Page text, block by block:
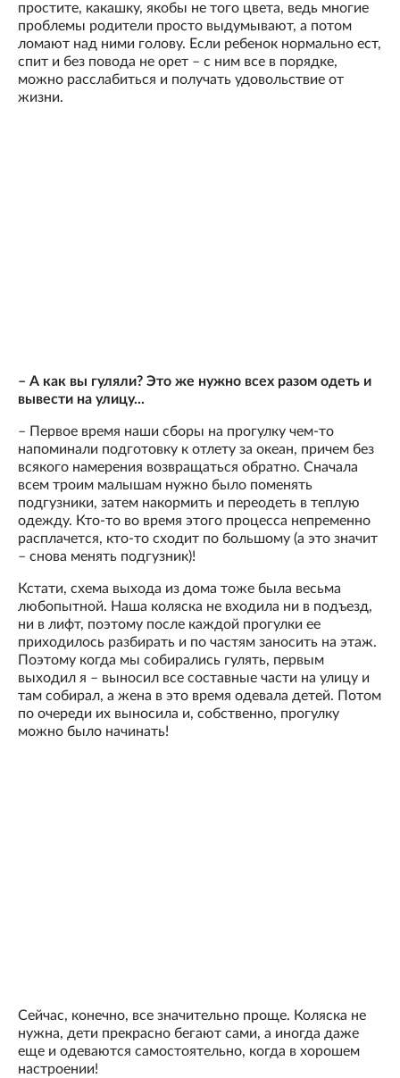
простите, какашку, якобы не того цвета, ведь многие
проблемы родители просто выдумывают, а потом
ломают над ними голову. Если ребенок нормально ест,
спит и без повода не орет – с ним все в порядке,
можно расслабиться и получать удовольствие от
жизни.
– А как вы гуляли? Это же нужно всех разом одеть и
вывести на улицу...
– Первое время наши сборы на прогулку чем-то
напоминали подготовку к отлету за океан, причем без
всякого намерения возвращаться обратно. Сначала
всем троим малышам нужно было поменять
подгузники, затем накормить и переодеть в теплую
одежду. Кто-то во время этого процесса непременно
расплачется, кто-то сходит по большому (а это значит
– снова менять подгузник)!
Кстати, схема выхода из дома тоже была весьма
любопытной. Наша коляска не входила ни в подъезд,
ни в лифт, поэтому после каждой прогулки ее
приходилось разбирать и по частям заносить на этаж.
Поэтому когда мы собирались гулять, первым
выходил я – выносил все составные части на улицу и
там собирал, а жена в это время одевала детей. Потом
по очереди их выносила и, собственно, прогулку
можно было начинать!
Сейчас, конечно, все значительно проще. Коляска не
нужна, дети прекрасно бегают сами, а иногда даже
еще и одеваются самостоятельно, когда в хорошем
настроении!